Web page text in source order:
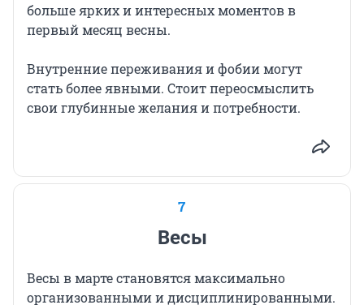
больше ярких и интересных моментов в
первый месяц весны.
Внутренние переживания и фобии могут
стать более явными. Стоит переосмыслить
свои глубинные желания и потребности.
7
Весы
Весы в марте становятся максимально
организованными и дисциплинированными.